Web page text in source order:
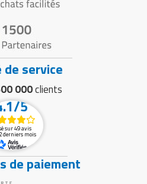
de service
000clients
5
sur 49 avis
derniers mois
de paiement